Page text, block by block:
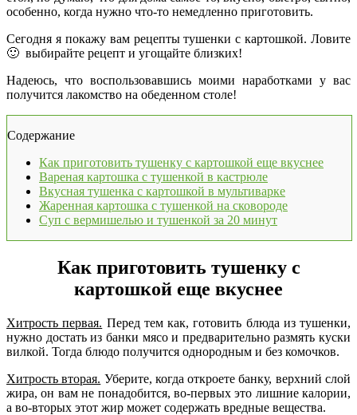
особенно, когда нужно что-то немедленно приготовить.
Сегодня я покажу вам рецепты тушенки с картошкой. Ловите
🙂 выбирайте рецепт и угощайте близких!
Надеюсь, что воспользовавшись моими наработками у вас
получится лакомство на обеденном столе!
Содержание
Как приготовить тушенку с картошкой еще вкуснее
Вареная картошка с тушенкой в кастрюле
Вкусная тушенка с картошкой в мультиварке
Жаренная картошка с тушенкой на сковороде
Суп с вермишелью и тушенкой за 20 минут
Как приготовить тушенку с
картошкой еще вкуснее
Хитрость первая. Перед тем как, готовить блюда из тушенки,
нужно достать из банки мясо и предварительно размять куски
вилкой. Тогда блюдо получится однородным и без комочков.
Хитрость вторая. Уберите, когда откроете банку, верхний слой
жира, он вам не понадобится, во-первых это лишние калории,
а во-вторых этот жир может содержать вредные вещества.